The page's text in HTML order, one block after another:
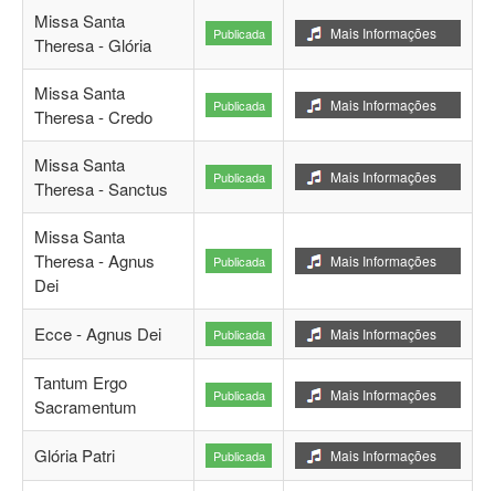
Missa Santa
Theresa - Glória
Publicada Mais Informações
Missa Santa
Theresa - Credo
Publicada Mais Informações
Missa Santa
Theresa - Sanctus
Publicada Mais Informações
Missa Santa
Theresa - Agnus
Dei
Publicada Mais Informações
Ecce - Agnus Dei Publicada Mais Informações
Tantum Ergo
Sacramentum
Publicada Mais Informações
Glória Patri Publicada Mais Informações